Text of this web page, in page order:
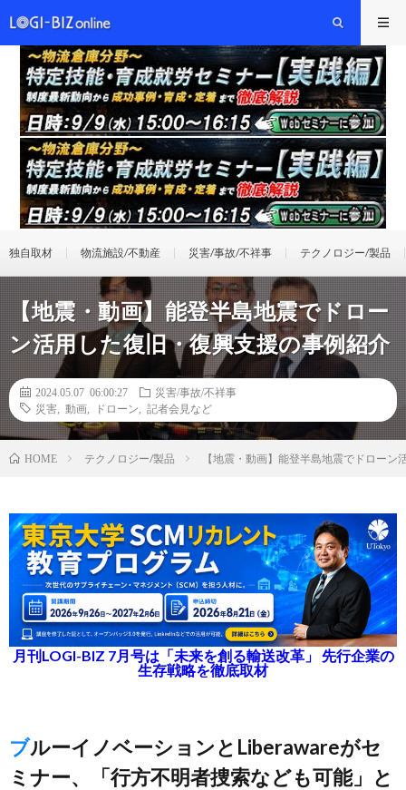
独自取材 物流施設/不動産 災害/事故/不祥事 テクノロジー/製品
【地震・動画】能登半島地震でドロー
ン活用した復旧・復興支援の事例紹介
2024.05.07 06:00:27
災害/事故/不祥事
災害
動画 ドローン 記者会見など
HOME テクノロジー/製品 【地震・動画】能登半島地震でドロー
月刊LOGI-BIZ 7月号は「未来を創る輸送改革」 先行企業の
生存戦略を徹底取材
ブルーイノベーションとLiberawareがセ
ミナー、「行方不明者捜索なども可能」と